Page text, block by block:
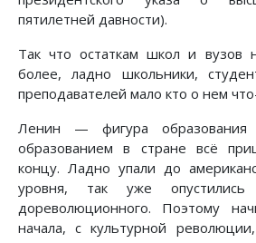
пятилетней давности).
Так что остаткам школ и
более, ладно школьники,
преподавателей мало кто о нем
Ленин — фигура
образованием в стране всё
концу. Ладно упали до
уровня, так уже
дореволюционного. Поэтому
начала, с культурной